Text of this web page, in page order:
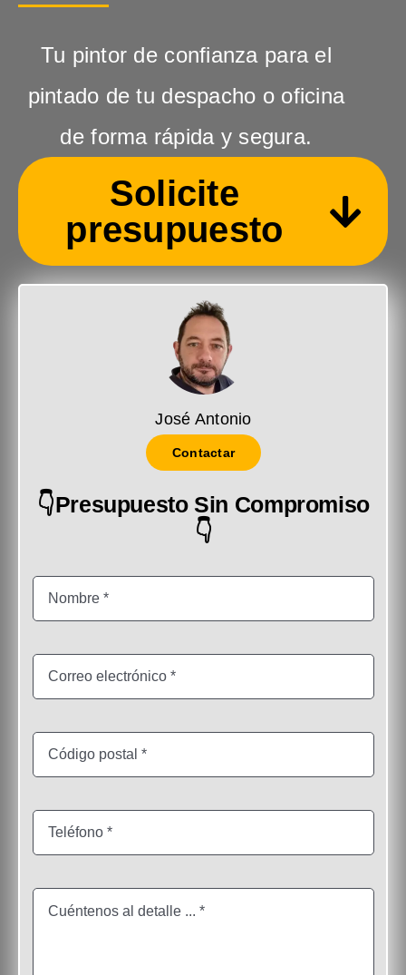
Tu pintor de confianza para el
pintado de tu despacho o oficina
de forma rápida y segura.
Solicite
presupuesto
José Antonio
Contactar
👇Presupuesto Sin Compromiso
👇